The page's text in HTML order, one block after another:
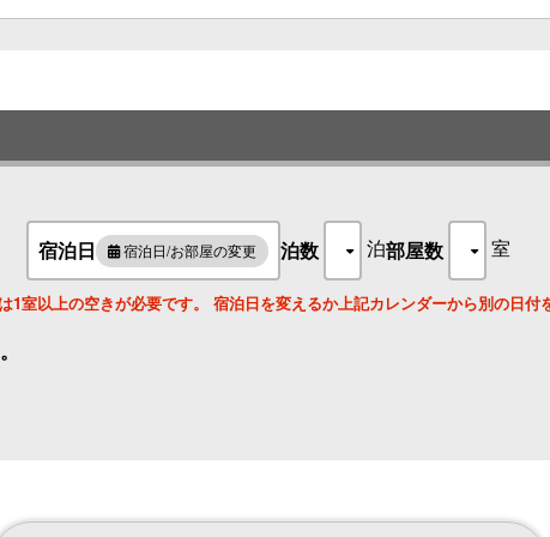
宿泊日 宿泊日/お部屋の変更 泊数 泊部屋数 室
1室以上の空きが必要です。 宿泊日を変えるか上記カレンダーから別の日付